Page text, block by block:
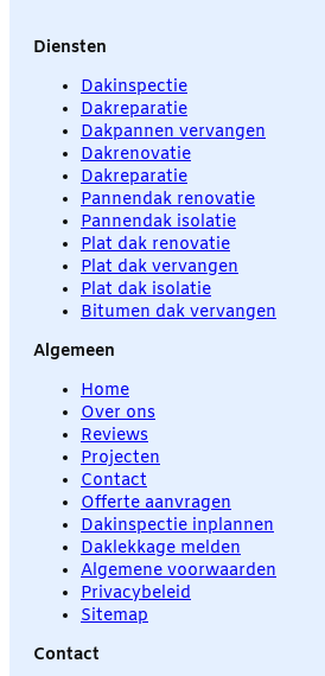
Diensten
Dakinspectie
Dakreparatie
Dakpannen vervangen
Dakrenovatie
Dakreparatie
Pannendak renovatie
Pannendak isolatie
Plat dak renovatie
Plat dak vervangen
Plat dak isolatie
Bitumen dak vervangen
Algemeen
Home
Over ons
Reviews
Projecten
Contact
Offerte aanvragen
Dakinspectie inplannen
Daklekkage melden
Algemene voorwaarden
Privacybeleid
Sitemap
Contact